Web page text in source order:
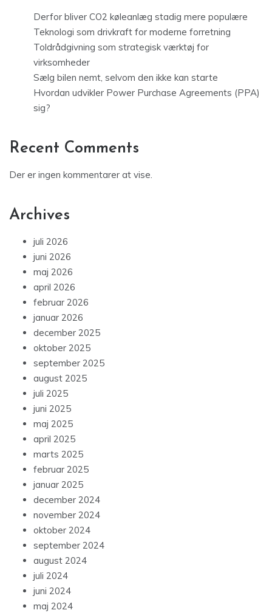
Derfor bliver CO2 køleanlæg stadig mere populære
Teknologi som drivkraft for moderne forretning
Toldrådgivning som strategisk værktøj for
virksomheder
Sælg bilen nemt, selvom den ikke kan starte
Hvordan udvikler Power Purchase Agreements (PPA)
sig?
Recent Comments
Der er ingen kommentarer at vise.
Archives
juli 2026
juni 2026
maj 2026
april 2026
februar 2026
januar 2026
december 2025
oktober 2025
september 2025
august 2025
juli 2025
juni 2025
maj 2025
april 2025
marts 2025
februar 2025
januar 2025
december 2024
november 2024
oktober 2024
september 2024
august 2024
juli 2024
juni 2024
maj 2024